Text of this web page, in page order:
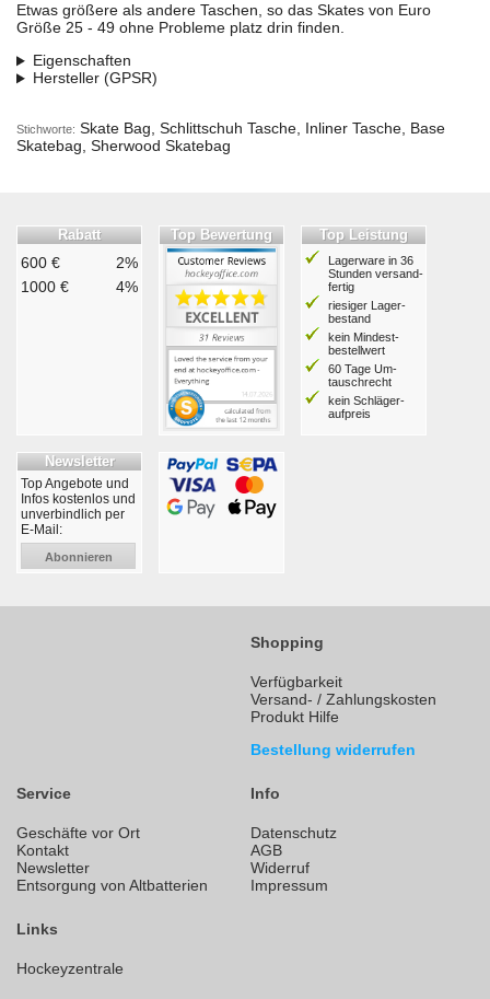
Etwas größere als andere Taschen, so das Skates von Euro
Größe 25 - 49 ohne Probleme platz drin finden.
Eigenschaften
Hersteller (GPSR)
Stichworte: Skate Bag, Schlittschuh Tasche, Inliner Tasche, Base
Skatebag, Sherwood Skatebag
Rabatt
600 €
2%
1000 €
4%
Top Bewertung Top Leistung
Lagerware in 36
Stunden ver­sand­
fertig
riesiger Lager­
bestand
kein Mindest­
bestell­wert
60 Tage Um­
tausch­recht
kein Schläger­
aufpreis
Newsletter
Top Angebote und
Infos kostenlos und
unverbindlich per
E-Mail:
Abonnieren
Shopping
Verfügbarkeit
Versand- / Zahlungskosten
Produkt Hilfe
Bestellung widerrufen
Service
Geschäfte vor Ort
Kontakt
Newsletter
Entsorgung von Altbatterien
Info
Datenschutz
AGB
Widerruf
Impressum
Links
Hockeyzentrale